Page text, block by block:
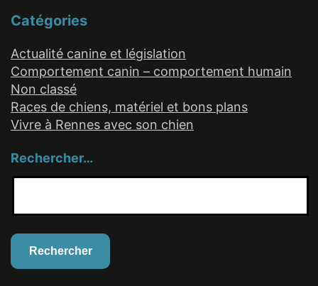
Catégories
Actualité canine et législation
Comportement canin – comportement humain
Non classé
Races de chiens, matériel et bons plans
Vivre à Rennes avec son chien
Rechercher…